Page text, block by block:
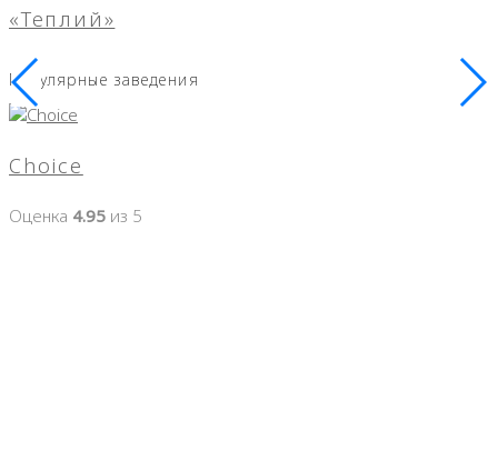
«Теплий»
Популярные заведения
Choice
Оценка 4.95 из 5